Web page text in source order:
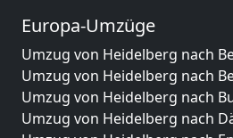
Europa-Umzüge
Umzug von Heidelberg nach
Umzug von Heidelberg nach
Umzug von Heidelberg nach
Umzug von Heidelberg nach